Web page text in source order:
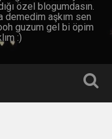
özel blogumdasın.
demedim aşkım sen
guzum gel bi öpim
:)